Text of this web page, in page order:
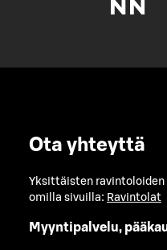
Ota yhteyttä
Yksittäisten
omilla sivuilla: Ravintolat
Myyntipalvelu,